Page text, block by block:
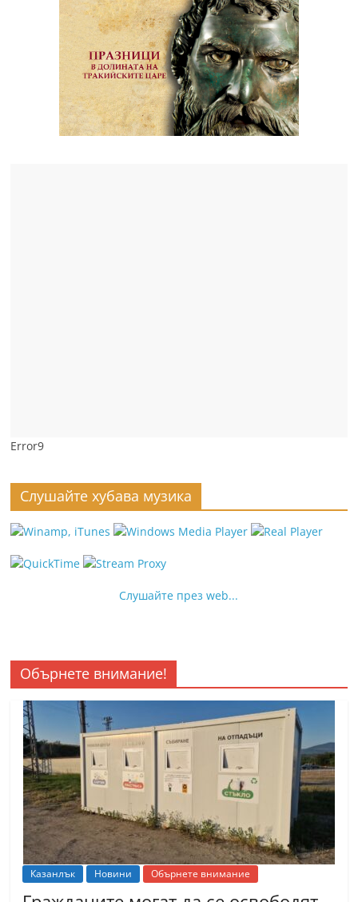
Error9
Слушайте хубава музика
Слушайте през web...
Обърнете внимание!
Казанлък Новини Обърнете внимание